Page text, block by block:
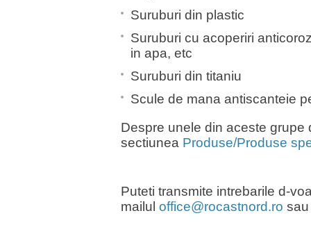
Suruburi din plastic
Suruburi cu acoperiri
in apa, etc
Suruburi din titaniu
Scule de mana antiscanteie
Despre unele din aceste grupe
sectiunea Produse/Produse
Puteti transmite intrebarile d-
mailul office@rocastnord.ro